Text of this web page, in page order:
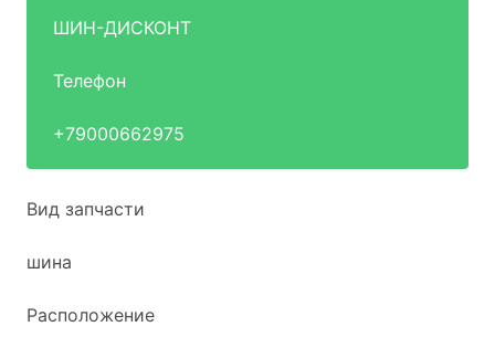
ШИН-ДИСКОНТ
Телефон
+79000662975
Вид запчасти
шина
Расположение